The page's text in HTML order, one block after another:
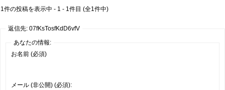
1件の投稿を表示中 - 1 - 1件目 (全1件中)
返信先: 07fKsTosfKdD6vfV
あなたの情報:
お名前 (必須)
メール (非公開) (必須):